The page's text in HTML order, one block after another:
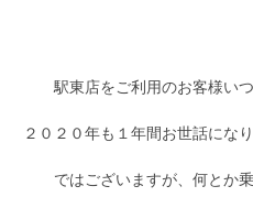
駅東店をご利用のお客様い
２０２０年も１年間お世話にな
ではございますが、何とか